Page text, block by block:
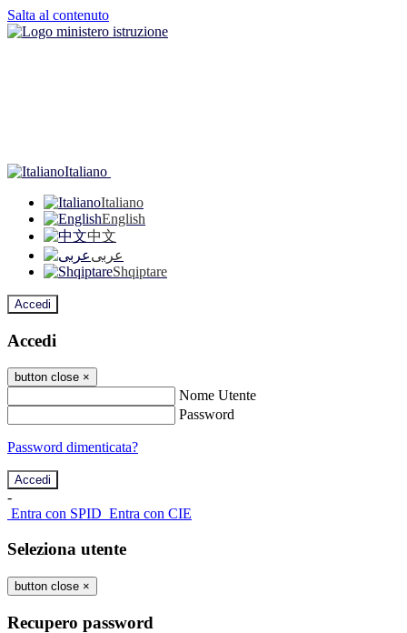
Salta al contenuto
Italiano
Italiano
English
中文
عربى
Shqiptare
Accedi
Accedi
button close ×
Nome Utente
Password
Password dimenticata?
-
Entra con SPID Entra con CIE
Seleziona utente
button close ×
Recupero password